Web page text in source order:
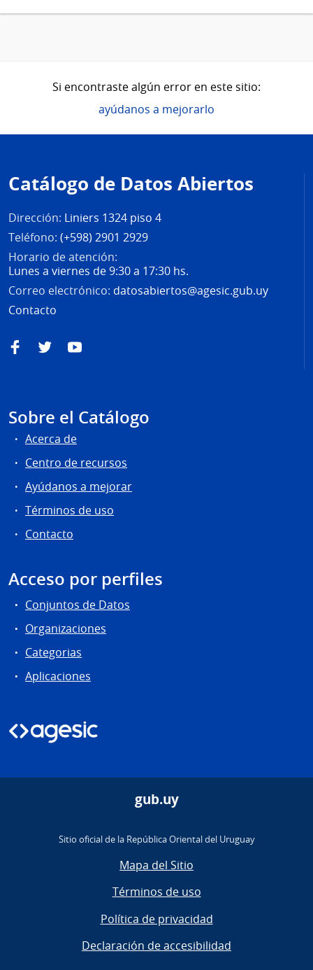
Si encontraste algún error en este sitio:
ayúdanos a mejorarlo
de
página
Catálogo de Datos Abiertos
Dirección: Liniers 1324 piso 4
Teléfono: (+598) 2901 2929
Horario de atención:
Lunes a viernes de 9:30 a 17:30 hs.
Correo electrónico: datosabiertos@agesic.gub.uy
Contacto
FacebookTwitterYouTube
Sobre el Catálogo
Acerca de
Centro de recursos
Ayúdanos a mejorar
Términos de uso
Contacto
Acceso por perfiles
Conjuntos de Datos
Organizaciones
Categorias
Aplicaciones
gub.uy
Sitio oficial de la República Oriental del Uruguay
Mapa del Sitio
Términos de uso
Política de privacidad
Declaración de accesibilidad